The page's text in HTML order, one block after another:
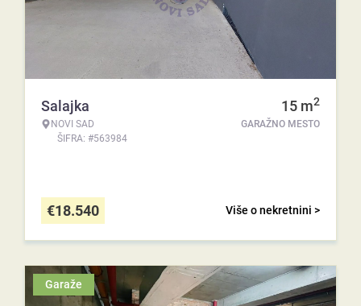
Salajka
NOVI SAD
ŠIFRA: #563984
15 m2
GARAŽNO MESTO
Više o nekretnini >
€18.540
Garaže